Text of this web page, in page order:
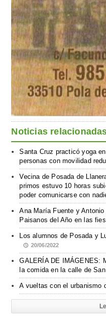
Noticias
Santa Cruz practicó yoga
personas con movilidad
Vecina de Posada de
primos estuvo 10 horas
poder comunicarse con
Ana María Fuente y
Paisanos del Año en las
Los alumnos de Posada y
20/06/2022
GALERÍA DE IMÁGENES:
la comida en la calle de
A vueltas con el urbanismo